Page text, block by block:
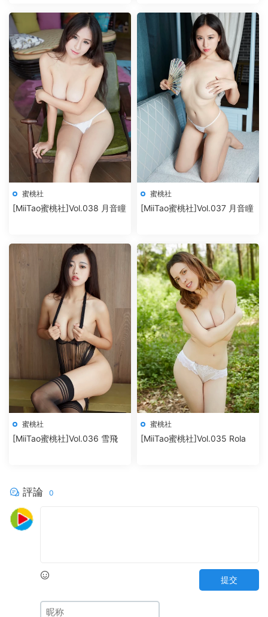
蜜桃社
[MiiTao蜜桃社]Vol.038 月音瞳
蜜桃社
[MiiTao蜜桃社]Vol.037 月音瞳
蜜桃社
[MiiTao蜜桃社]Vol.036 雪飛
蜜桃社
[MiiTao蜜桃社]Vol.035 Rola
評論 0
提交